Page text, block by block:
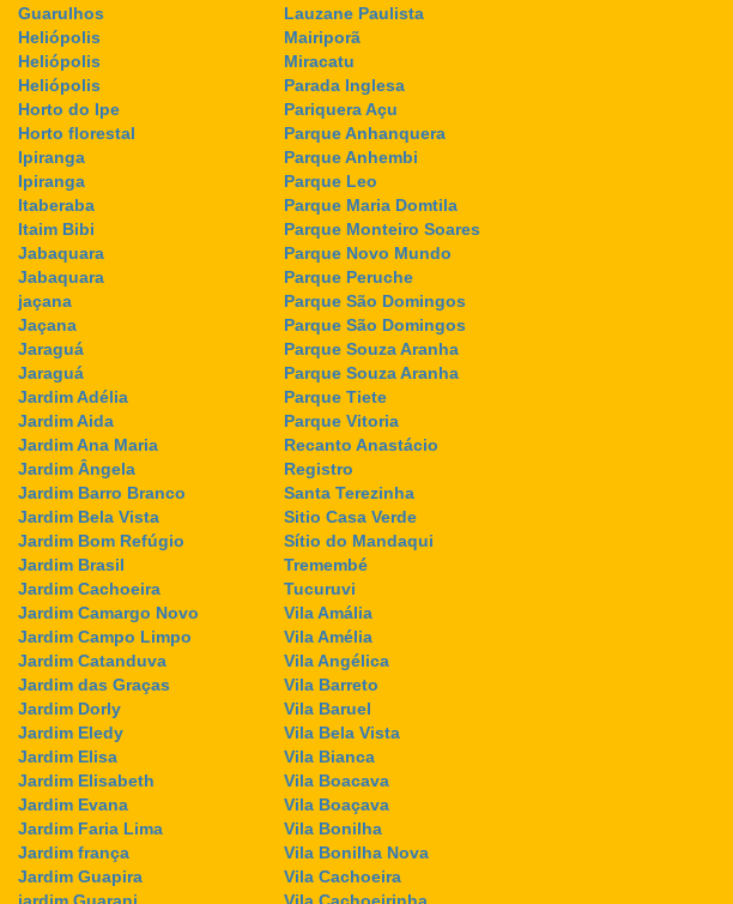
Guarulhos
Heliópolis
Heliópolis
Heliópolis
Horto do Ipe
Horto florestal
Ipiranga
Ipiranga
Itaberaba
Itaim Bibi
Jabaquara
Jabaquara
jaçana
Jaçana
Jaraguá
Jaraguá
Jardim Adélia
Jardim Aida
Jardim Ana Maria
Jardim Ângela
Jardim Barro Branco
Jardim Bela Vista
Jardim Bom Refúgio
Jardim Brasil
Jardim Cachoeira
Jardim Camargo Novo
Jardim Campo Limpo
Jardim Catanduva
Jardim das Graças
Jardim Dorly
Jardim Eledy
Jardim Elisa
Jardim Elisabeth
Jardim Evana
Jardim Faria Lima
Jardim frança
Jardim Guapira
Lauzane Paulista
Mairiporã
Miracatu
Parada Inglesa
Pariquera Açu
Parque Anhanquera
Parque Anhembi
Parque Leo
Parque Maria Domtila
Parque Monteiro Soares
Parque Novo Mundo
Parque Peruche
Parque São Domingos
Parque São Domingos
Parque Souza Aranha
Parque Souza Aranha
Parque Tiete
Parque Vitoria
Recanto Anastácio
Registro
Santa Terezinha
Sitio Casa Verde
Sítio do Mandaqui
Tremembé
Tucuruvi
Vila Amália
Vila Amélia
Vila Angélica
Vila Barreto
Vila Baruel
Vila Bela Vista
Vila Bianca
Vila Boacava
Vila Boaçava
Vila Bonilha
Vila Bonilha Nova
Vila Cachoeira